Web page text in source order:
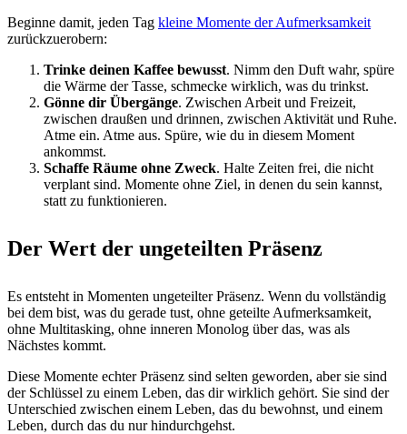
Beginne damit, jeden Tag kleine Momente der Aufmerksamkeit
zurückzuerobern:
Trinke deinen Kaffee bewusst. Nimm den Duft wahr, spüre
die Wärme der Tasse, schmecke wirklich, was du trinkst.
Gönne dir Übergänge. Zwischen Arbeit und Freizeit,
zwischen draußen und drinnen, zwischen Aktivität und Ruhe.
Atme ein. Atme aus. Spüre, wie du in diesem Moment
ankommst.
Schaffe Räume ohne Zweck. Halte Zeiten frei, die nicht
verplant sind. Momente ohne Ziel, in denen du sein kannst,
statt zu funktionieren.
Der Wert der ungeteilten Präsenz
Es entsteht in Momenten ungeteilter Präsenz. Wenn du vollständig
bei dem bist, was du gerade tust, ohne geteilte Aufmerksamkeit,
ohne Multitasking, ohne inneren Monolog über das, was als
Nächstes kommt.
Diese Momente echter Präsenz sind selten geworden, aber sie sind
der Schlüssel zu einem Leben, das dir wirklich gehört. Sie sind der
Unterschied zwischen einem Leben, das du bewohnst, und einem
Leben, durch das du nur hindurchgehst.